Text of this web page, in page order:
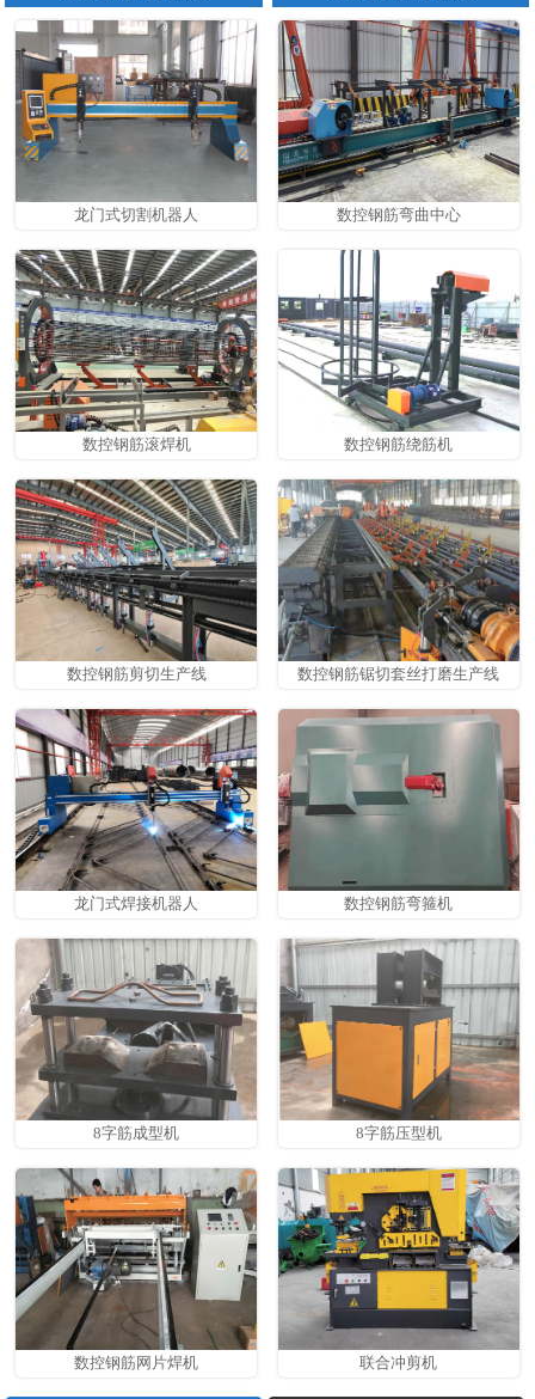
龙门式切割机器人 数控钢筋弯曲中心
数控钢筋滚焊机 数控钢筋绕筋机
数控钢筋剪切生产线 数控钢筋锯切套丝打磨生产线
龙门式焊接机器人 数控钢筋弯箍机
8字筋成型机 8字筋压型机
数控钢筋网片焊机 联合冲剪机